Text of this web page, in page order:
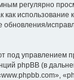
регулярно
как использование
обновления/
управлением
phpBB (в